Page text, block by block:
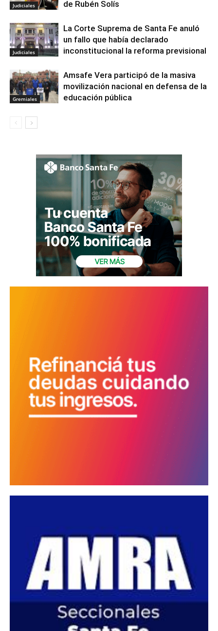
Judiciales de Rubén Solís
Judiciales
La Corte Suprema de Santa Fe anuló
un fallo que había declarado
inconstitucional la reforma previsional
Gremiales
Amsafe Vera participó de la masiva
movilización nacional en defensa de la
educación pública